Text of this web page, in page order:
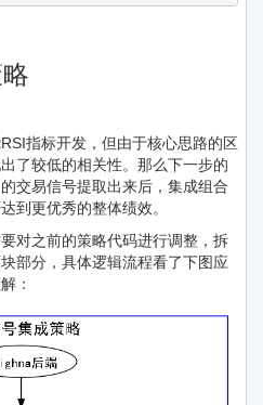
指标开发，但由于核心思路的区
了较低的相关性。那么下一步的
交易信号提取出来后，集成组合
到更优秀的整体绩效。
对之前的策略代码进行调整，拆
部分，具体逻辑流程看了下图应
：